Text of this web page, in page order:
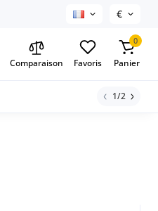
€
Comparaison Favoris
0
Panier
1/2